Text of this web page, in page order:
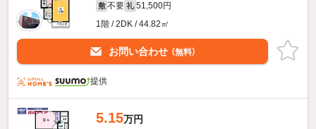
敷 不要 礼 51,500円
1階 / 2DK / 44.82㎡
お問い合わせ （無料）
提供
5.15万円